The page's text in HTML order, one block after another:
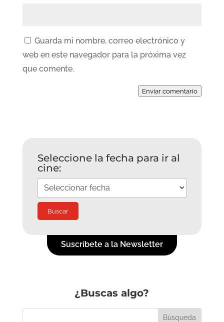
Guarda mi nombre, correo electrónico y
web en este navegador para la próxima vez
que comente.
Enviar comentario
Seleccione la fecha para ir al
cine:
Suscríbete a la Newsletter
¿Buscas algo?